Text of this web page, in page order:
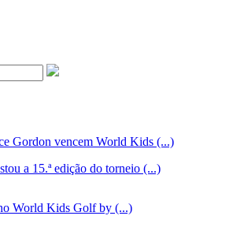
Gordon vencem World Kids (...)
a 15.ª edição do torneio (...)
World Kids Golf by (...)